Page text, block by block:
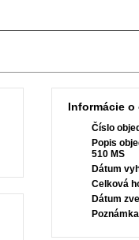
Informácie
Číslo
Popis
510 MS
Dátum
Celková
Dátum